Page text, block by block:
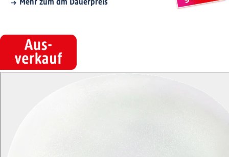
Mehr zum dm Dauerpreis